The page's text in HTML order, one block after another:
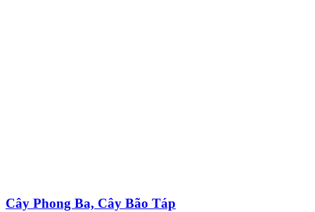
Cây Phong Ba, Cây Bão Táp